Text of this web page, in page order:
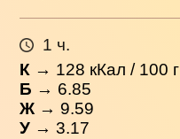
1 ч.
К → 128 кКал / 100 г
Б → 6.85
Ж → 9.59
У → 3.17